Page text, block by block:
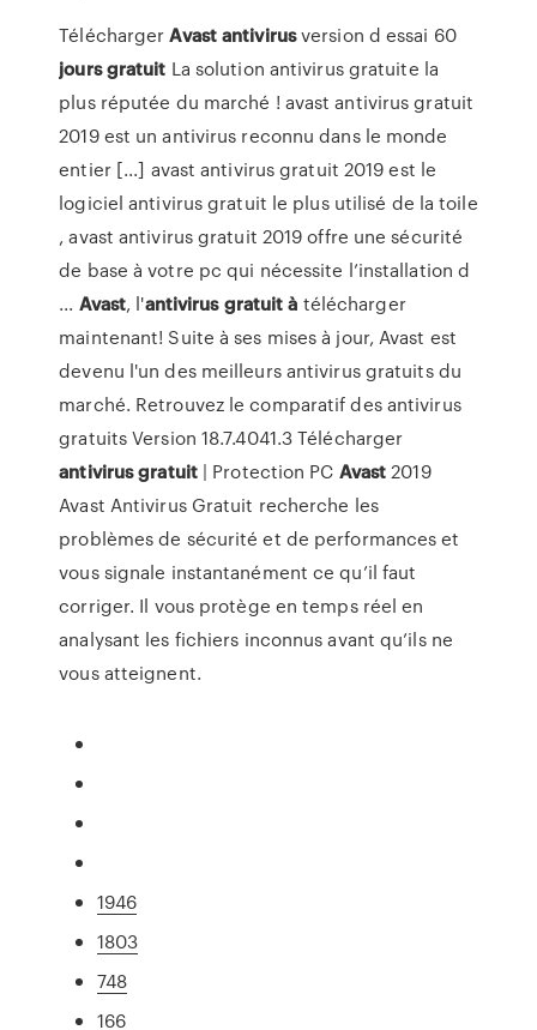
TéléchargerAvastantivirusversion d essai 60
jours gratuit La solution antivirus gratuite la
plus réputée du marché ! avast antivirus gratuit
2019 est un antivirus reconnu dans le monde
entier [...] avast antivirus gratuit 2019 est le
logiciel antivirus gratuit le plus utilisé de la toile
, avast antivirus gratuit 2019 offre une sécurité
de base à votre pc qui nécessite l’installation d
... Avast, l'antivirus gratuit à télécharger
maintenant! Suite à ses mises à jour, Avast est
devenu l'un des meilleurs antivirus gratuits du
marché. Retrouvez le comparatif des antivirus
gratuits Version 18.7.4041.3 Télécharger
antivirusgratuit| Protection PC Avast2019
Avast Antivirus Gratuit recherche les
problèmes de sécurité et de performances et
vous signale instantanément ce qu’il faut
corriger. Il vous protège en temps réel en
analysant les fichiers inconnus avant qu’ils ne
vous atteignent.
1946
1803
748
166